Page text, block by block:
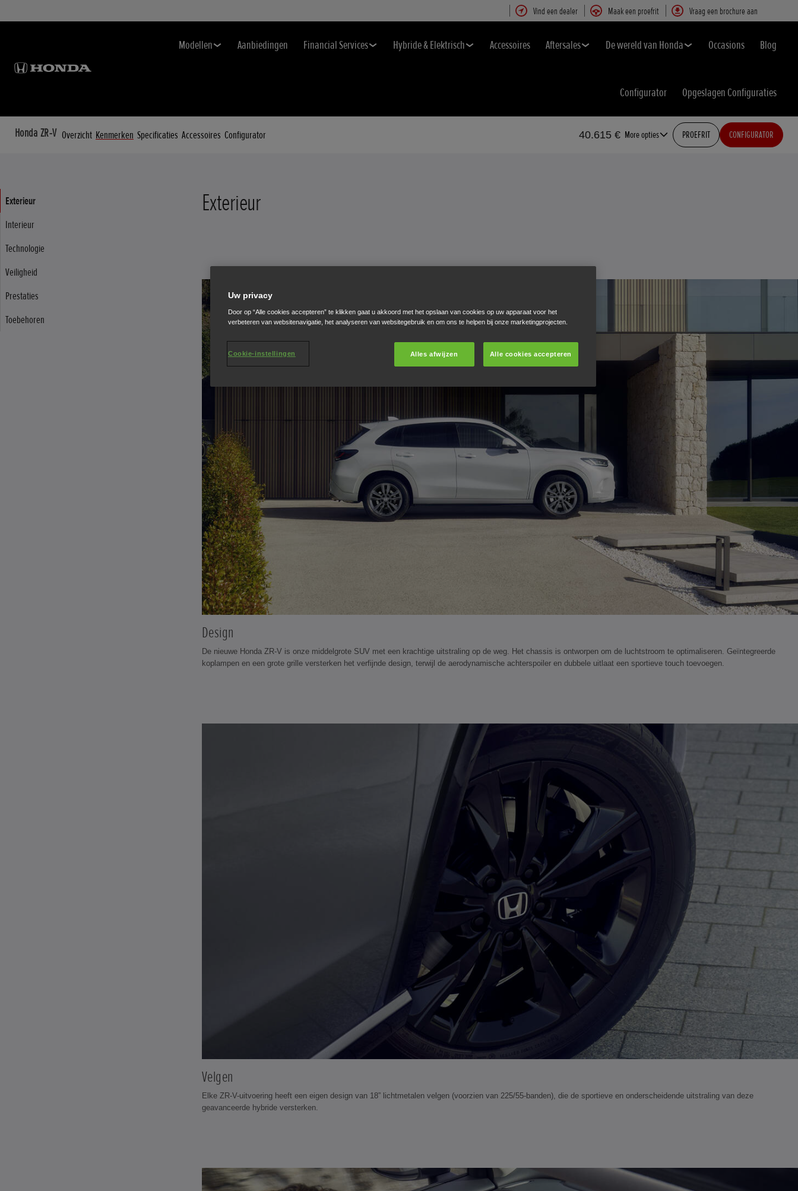
Vind een dealer Maak een proefrit Vraag een brochure aan
Modellen Aanbiedingen Financial Services Hybride & Elektrisch Accessoires Aftersales De wereld van Honda Occasions Blog
Configurator Opgeslagen Configuraties
Honda ZR-V Overzicht Kenmerken Specificaties Accessoires Configurator 40.615 € More opties PROEFRIT CONFIGURATOR
Exterieur
Interieur
Technologie
Veiligheid
Prestaties
Toebehoren
Exterieur
Design
De nieuwe Honda ZR-V is onze middelgrote SUV met een krachtige uitstraling op de weg. Het chassis is ontworpen om de luchtstroom te optimaliseren. Geïntegreerde
koplampen en een grote grille versterken het verfijnde design, terwijl de aerodynamische achterspoiler en dubbele uitlaat een sportieve touch toevoegen.
Velgen
Elke ZR-V-uitvoering heeft een eigen design van 18” lichtmetalen velgen (voorzien van 225/55-banden), die de sportieve en onderscheidende uitstraling van deze
geavanceerde hybride versterken.
Uw privacy
Door op “Alle cookies accepteren” te klikken gaat u akkoord met het opslaan van cookies op uw apparaat voor het
verbeteren van websitenavigatie, het analyseren van websitegebruik en om ons te helpen bij onze marketingprojecten.
Alles afwijzen Alle cookies accepteren
Cookie-instellingen